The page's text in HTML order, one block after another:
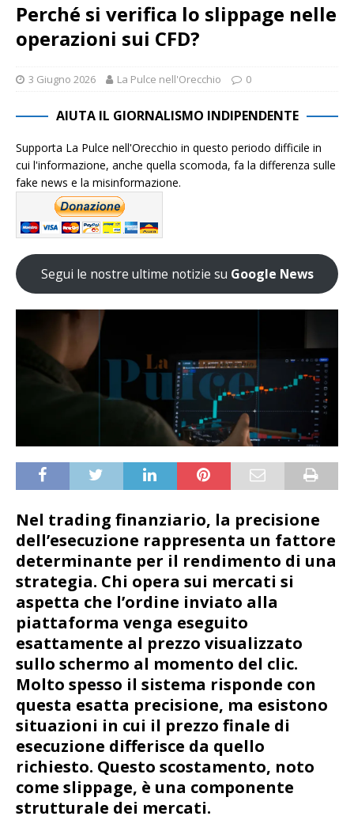
Perché si verifica lo slippage nelle
operazioni sui CFD?
3 Giugno 2026 La Pulce nell'Orecchio 0
AIUTA IL GIORNALISMO INDIPENDENTE
Supporta La Pulce nell'Orecchio in questo periodo difficile in
cui l'informazione, anche quella scomoda, fa la differenza sulle
fake news e la misinformazione.
Segui le nostre ultime notizie su Google News
Nel trading finanziario, la precisione
dell’esecuzione rappresenta un fattore
determinante per il rendimento di una
strategia. Chi opera sui mercati si
aspetta che l’ordine inviato alla
piattaforma venga eseguito
esattamente al prezzo visualizzato
sullo schermo al momento del clic.
Molto spesso il sistema risponde con
questa esatta precisione, ma esistono
situazioni in cui il prezzo finale di
esecuzione differisce da quello
richiesto. Questo scostamento, noto
come slippage, è una componente
strutturale dei mercati.